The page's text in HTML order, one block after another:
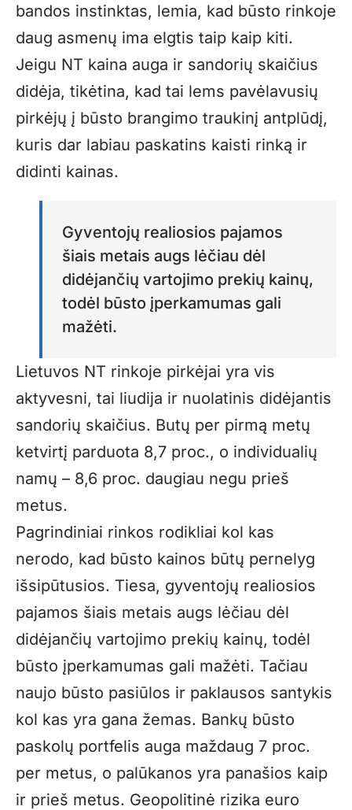
bandos instinktas, lemia, kad būsto rinkoje
daug asmenų ima elgtis taip kaip kiti.
Jeigu NT kaina auga ir sandorių skaičius
didėja, tikėtina, kad tai lems pavėlavusių
pirkėjų į būsto brangimo traukinį antplūdį,
kuris dar labiau paskatins kaisti rinką ir
didinti kainas.
Gyventojų realiosios pajamos
šiais metais augs lėčiau dėl
didėjančių vartojimo prekių kainų,
todėl būsto įperkamumas gali
mažėti.
Lietuvos NT rinkoje pirkėjai yra vis
aktyvesni, tai liudija ir nuolatinis didėjantis
sandorių skaičius. Butų per pirmą metų
ketvirtį parduota 8,7 proc., o individualių
namų – 8,6 proc. daugiau negu prieš
metus.
Pagrindiniai rinkos rodikliai kol kas
nerodo, kad būsto kainos būtų pernelyg
išsipūtusios. Tiesa, gyventojų realiosios
pajamos šiais metais augs lėčiau dėl
didėjančių vartojimo prekių kainų, todėl
būsto įperkamumas gali mažėti. Tačiau
naujo būsto pasiūlos ir paklausos santykis
kol kas yra gana žemas. Bankų būsto
paskolų portfelis auga maždaug 7 proc.
per metus, o palūkanos yra panašios kaip
ir prieš metus. Geopolitinė rizika euro